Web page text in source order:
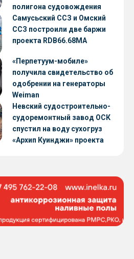
полигона судовождения
Самусьский ССЗ и Омский
ССЗ построили две баржи
проекта RDB66.68МА
«Перпетуум-мобиле»
получила свидетельство об
одобрении на генераторы
Weiman
Невский судостроительно-
судоремонтный завод ОСК
спустил на воду сухогруз
«Архип Куинджи» проекта